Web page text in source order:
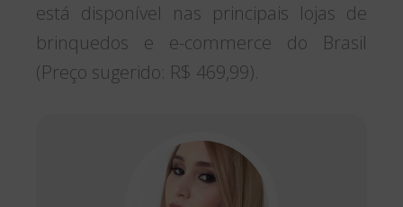
está disponível nas principais lojas de
brinquedos e e-commerce do Brasil
(Preço sugerido: R$ 469,99).